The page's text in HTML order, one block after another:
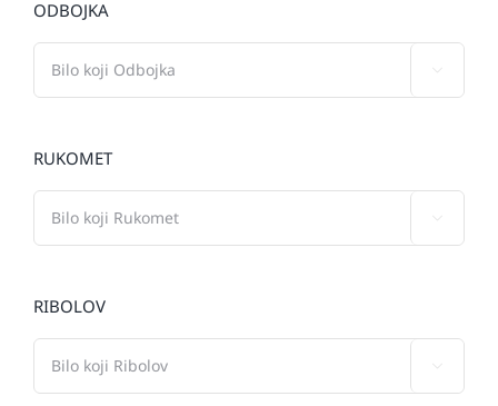
ODBOJKA
RUKOMET
RIBOLOV